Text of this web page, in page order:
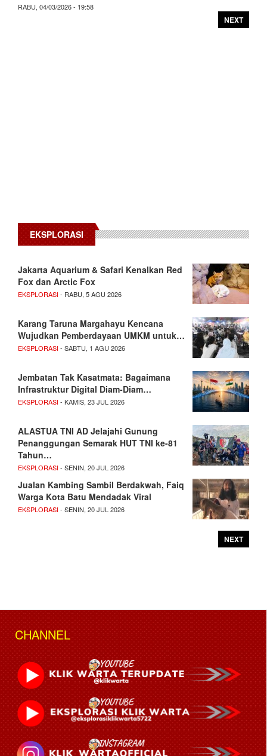
RABU, 04/03/2026 - 19:58
NEXT
EKSPLORASI
Jakarta Aquarium & Safari Kenalkan Red
Fox dan Arctic Fox
EKSPLORASI- RABU, 5 AGU 2026
Karang Taruna Margahayu Kencana
Wujudkan Pemberdayaan UMKM untuk…
EKSPLORASI- SABTU, 1 AGU 2026
Jembatan Tak Kasatmata: Bagaimana
Infrastruktur Digital Diam-Diam…
EKSPLORASI- KAMIS, 23 JUL 2026
ALASTUA TNI AD Jelajahi Gunung
Penanggungan Semarak HUT TNI ke-81
Tahun…
EKSPLORASI- SENIN, 20 JUL 2026
Jualan Kambing Sambil Berdakwah, Faiq
Warga Kota Batu Mendadak Viral
EKSPLORASI- SENIN, 20 JUL 2026
NEXT
CHANNEL